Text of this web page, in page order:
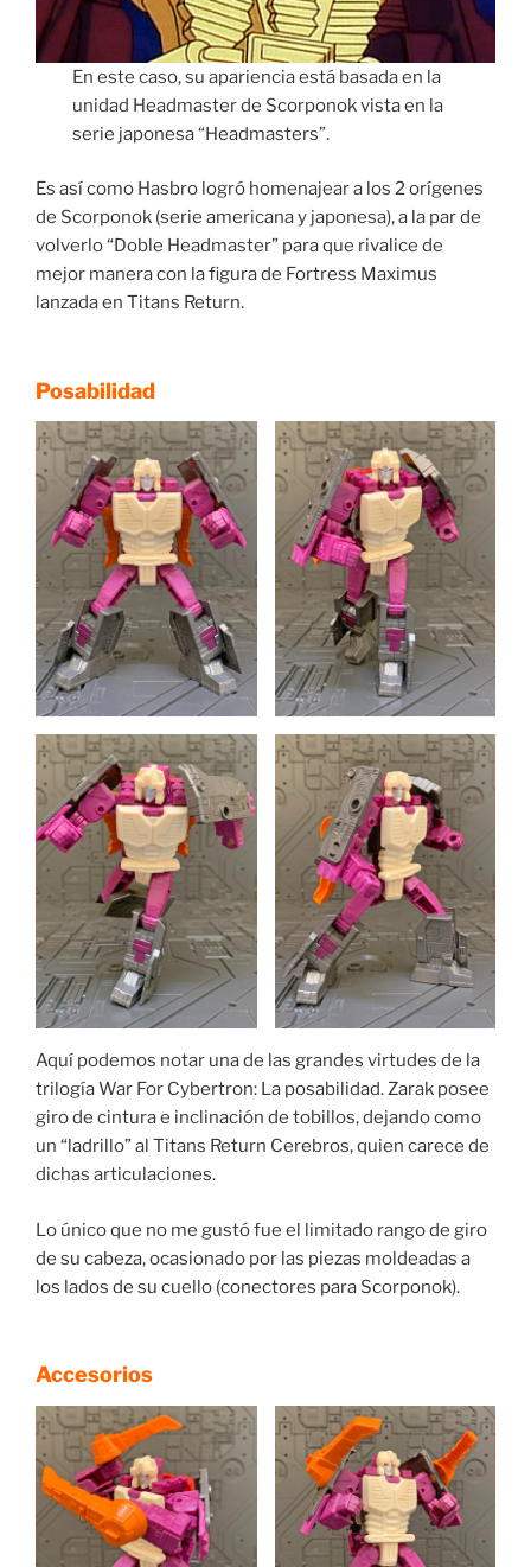
En este caso, su apariencia está basada en la
unidad Headmaster de Scorponok vista en la
serie japonesa “Headmasters”.
Es así como Hasbro logró homenajear a los 2 orígenes
de Scorponok (serie americana y japonesa), a la par de
volverlo “Doble Headmaster” para que rivalice de
mejor manera con la figura de Fortress Maximus
lanzada en Titans Return.
Posabilidad
Aquí podemos notar una de las grandes virtudes de la
trilogía War For Cybertron: La posabilidad. Zarak posee
giro de cintura e inclinación de tobillos, dejando como
un “ladrillo” al Titans Return Cerebros, quien carece de
dichas articulaciones.
Lo único que no me gustó fue el limitado rango de giro
de su cabeza, ocasionado por las piezas moldeadas a
los lados de su cuello (conectores para Scorponok).
Accesorios